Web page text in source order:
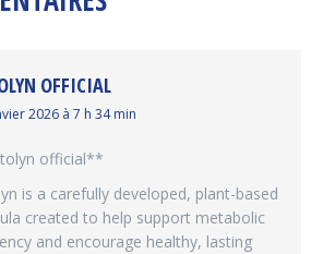
OFFICIAL
2026 à 7 h 34 min
official**
is a carefully developed, plant-based
created to help support metabolic
and encourage healthy, lasting